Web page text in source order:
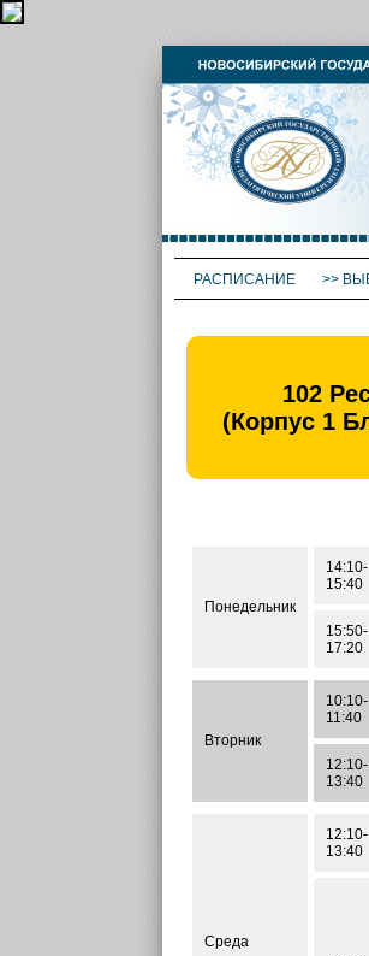
РАСПИСАНИЕ >>
102
(Корпус 1
Понедельник
14:10-
15:40
15:50-
17:20
Вторник
10:10-
11:40
12:10-
13:40
Среда
12:10-
13:40